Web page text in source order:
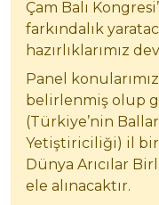
Çam Balı
farkındalık
hazırlıklarımız
Panel
belirlenmiş olup
(Türkiye’nin
Yetiştiriciliği) il
Dünya Arıcılar
ele alınacaktır.